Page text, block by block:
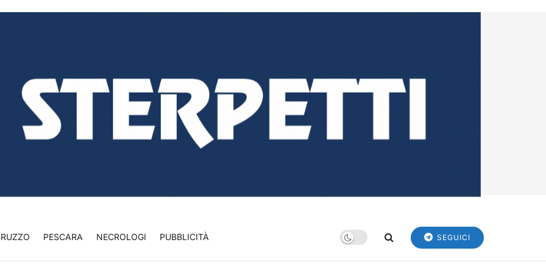
PESCARA NECROLOGI PUBBLICITÀ SEGUICI